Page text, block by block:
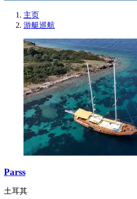
主页
游艇巡航
Parss
土耳其